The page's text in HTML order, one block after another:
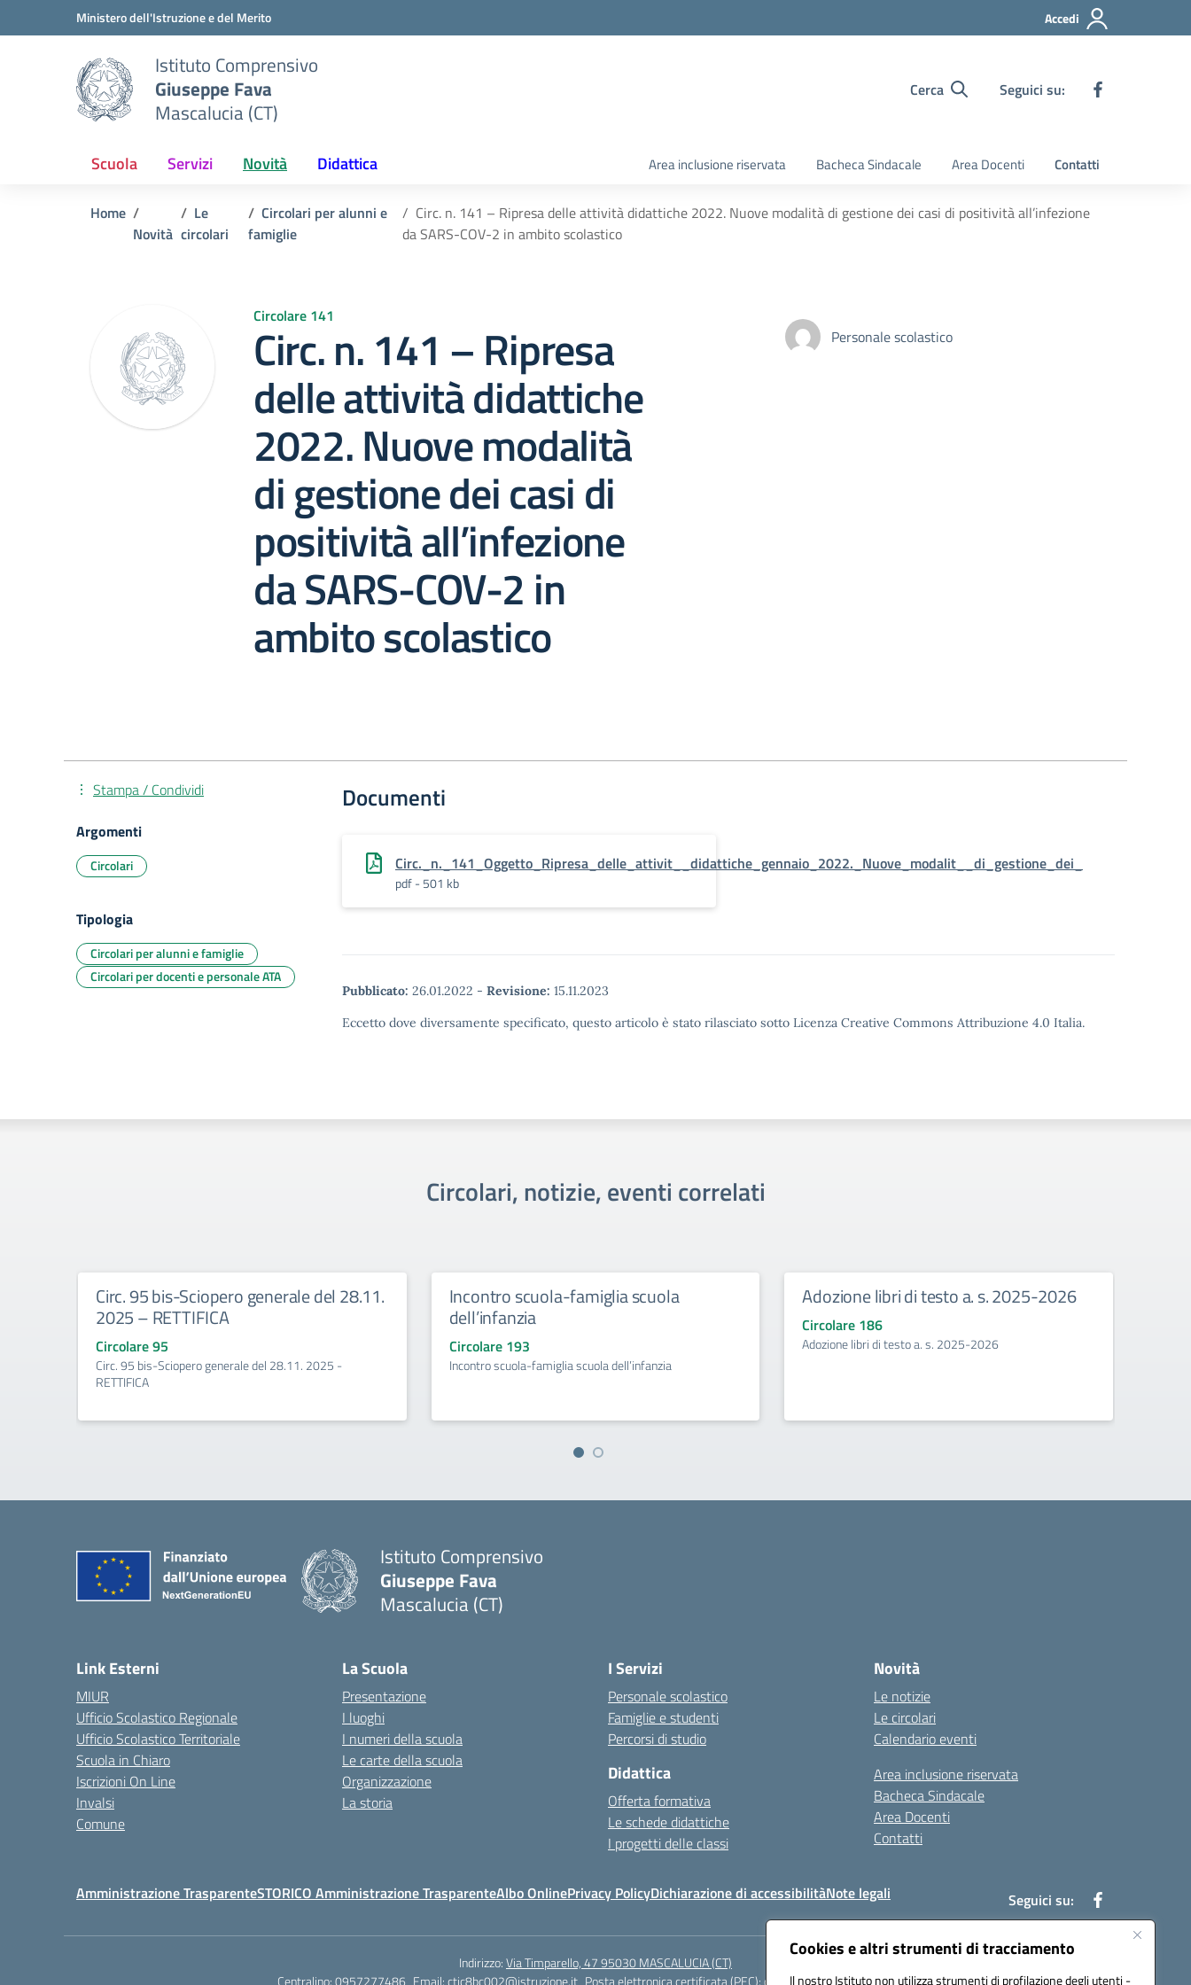
Cookies e altri strumenti di tracciamento
Il nostro Istituto non utilizza strumenti di profilazione degli utenti -
Vai ai contenuti
Vai al menu di navigazioneMinistero dell'Istruzione e del Merito Accedi
Istituto Comprensivo
Giuseppe Fava
Mascalucia (CT)
Cerca Seguici su:
Scuola Servizi Novità Didattica Area inclusione riservata Bacheca Sindacale Area Docenti Contatti
Home
Novità
Le
circolari
Circolari per alunni e
famiglie
Circ. n. 141 – Ripresa delle attività didattiche 2022. Nuove modalità di gestione dei casi di positività all’infezione
da SARS-COV-2 in ambito scolastico
Circolare 141
Circ. n. 141 – Ripresa
delle attività didattiche
2022. Nuove modalità
di gestione dei casi di
positività all’infezione
da SARS-COV-2 in
ambito scolastico
Personale scolastico
Documenti
Circ._n._141_Oggetto_Ripresa_delle_attivit__didattiche_gennaio_2022._Nuove_modalit__di_gestione_dei_
pdf - 501 kb
Pubblicato: 26.01.2022 - Revisione: 15.11.2023
Eccetto dove diversamente specificato, questo articolo è stato rilasciato sotto Licenza Creative Commons Attribuzione 4.0 Italia.
Stampa / Condividi
Argomenti
Circolari
Tipologia
Circolari per alunni e famiglie
Circolari per docenti e personale ATA
Circolari, notizie, eventi correlati
Circ. 95 bis-Sciopero generale del 28.11.
2025 – RETTIFICA
Circolare 95
Circ. 95 bis-Sciopero generale del 28.11. 2025 -
RETTIFICA
Incontro scuola-famiglia scuola
dell’infanzia
Circolare 193
Incontro scuola-famiglia scuola dell’infanzia
Adozione libri di testo a. s. 2025-2026
Circolare 186
Adozione libri di testo a. s. 2025-2026
Istituto Comprensivo
Giuseppe Fava
Mascalucia (CT)
Link Esterni
MIUR
Ufficio Scolastico Regionale
Ufficio Scolastico Territoriale
Scuola in Chiaro
Iscrizioni On Line
Invalsi
Comune
La Scuola
Presentazione
I luoghi
I numeri della scuola
Le carte della scuola
Organizzazione
La storia
I Servizi
Personale scolastico
Famiglie e studenti
Percorsi di studio
Didattica
Offerta formativa
Le schede didattiche
I progetti delle classi
Novità
Le notizie
Le circolari
Calendario eventi
Area inclusione riservata
Bacheca Sindacale
Area Docenti
Contatti
Amministrazione TrasparenteSTORICO Amministrazione TrasparenteAlbo OnlinePrivacy PolicyDichiarazione di accessibilitàNote legali Seguici su:
Indirizzo:Via Timparello, 47 95030 MASCALUCIA (CT)
Centralino:0957277486 Email:ctic8bc002@istruzione.it Posta elettronica certificata (PEC):ctic8bc002@pec.istruzione.it